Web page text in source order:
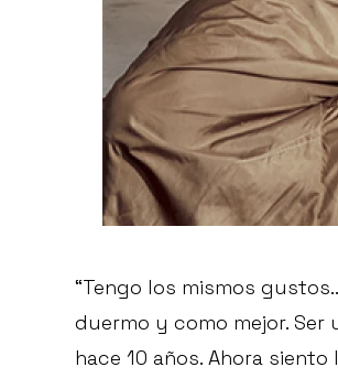
“Tengo los mismos
duermo y como mejor. Ser
hace 10 años. Ahora